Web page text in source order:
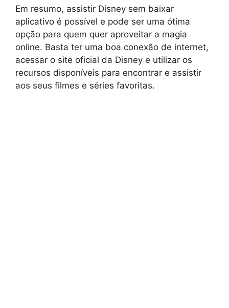
Em resumo, assistir Disney sem baixar
aplicativo é possível e pode ser uma ótima
opção para quem quer aproveitar a magia
online. Basta ter uma boa conexão de internet,
acessar o site oficial da Disney e utilizar os
recursos disponíveis para encontrar e assistir
aos seus filmes e séries favoritas.